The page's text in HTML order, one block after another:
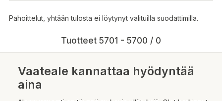
Pahoittelut, yhtään tulosta ei löytynyt valituilla suodattimilla.
Tuotteet 5701 - 5700 / 0
Vaateale kannattaa hyödyntää
aina